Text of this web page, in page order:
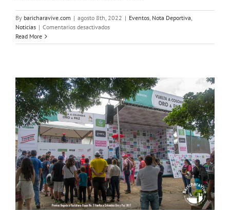
By baricharavive.com | agosto 8th, 2022 | Eventos Nota Deportiva
Noticias | Comentarios desactivadosen
7ma.
Colombia
Femenina
2022
llega
Barichara
Read More